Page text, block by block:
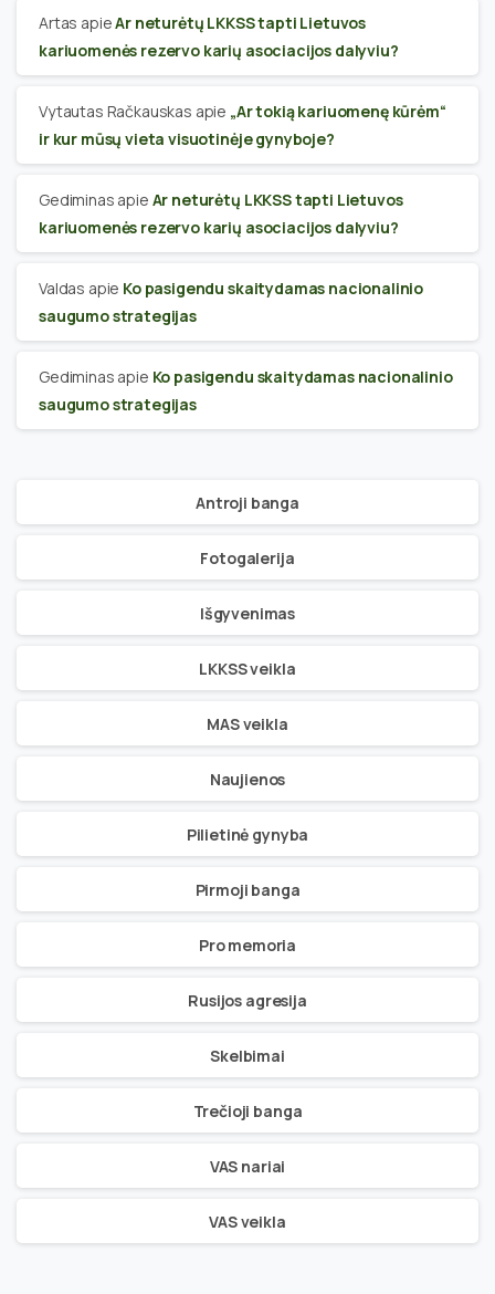
Artas apieAr neturėtų LKKSS tapti Lietuvos
kariuomenės rezervo karių asociacijos dalyviu?
Vytautas Račkauskas apie „Ar tokią kariuomenę kūrėm“
ir kur mūsų vieta visuotinėje gynyboje?
Gediminas apie Ar neturėtų LKKSS tapti Lietuvos
kariuomenės rezervo karių asociacijos dalyviu?
Valdas apie Ko pasigendu skaitydamas nacionalinio
saugumo strategijas
Gediminas apie Ko pasigendu skaitydamas nacionalinio
saugumo strategijas
Antroji banga
Fotogalerija
Išgyvenimas
LKKSS veikla
MAS veikla
Naujienos
Pilietinė gynyba
Pirmoji banga
Pro memoria
Rusijos agresija
Skelbimai
Trečioji banga
VAS nariai
VAS veikla